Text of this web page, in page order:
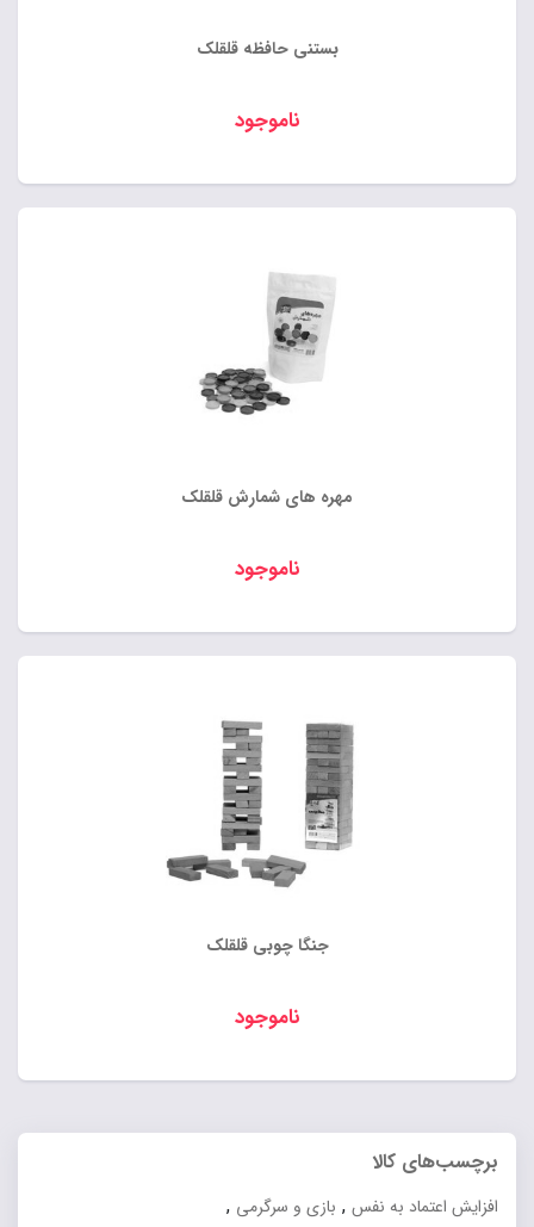
بستنی حافظه قلقلک
ناموجود
مهره های شمارش قلقلک
ناموجود
جنگا چوبی قلقلک
ناموجود
برچسب‌های کالا
افزایش اعتماد به نفس , بازی و سرگرمی ,